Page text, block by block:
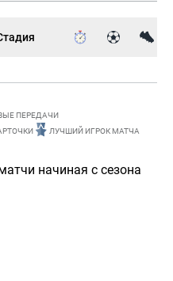
ПЕРЕДАЧИ
ЛУЧШИЙ ИГРОК МАТЧА
начиная с сезона